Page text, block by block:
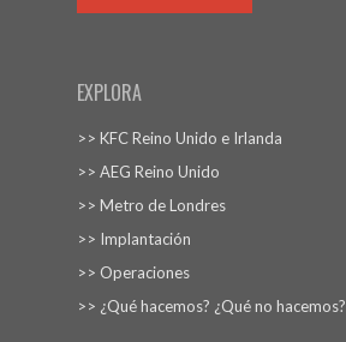
EXPLORA
>> KFC Reino Unido e Irlanda
>> AEG Reino Unido
>> Metro de Londres
>> Implantación
>> Operaciones
>> ¿Qué hacemos? ¿Qué no hacemos?